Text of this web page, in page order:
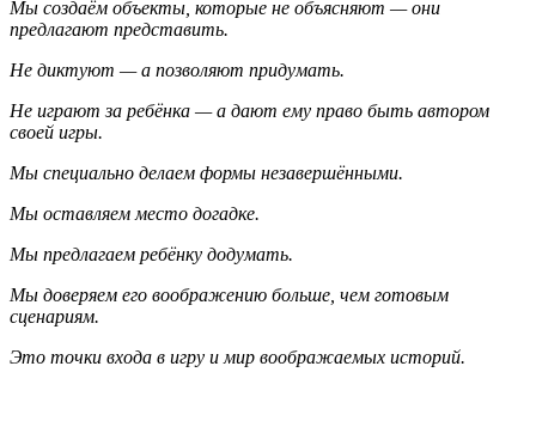
Мы создаём объекты, которые не объясняют — они
предлагают представить.
Не диктуют — а позволяют придумать.
Не играют за ребёнка — а дают ему право быть автором
своей игры.
Мы специально делаем формы незавершёнными.
Мы оставляем место догадке.
Мы предлагаем ребёнку додумать.
Мы доверяем его воображению больше, чем готовым
сценариям.
Это точки входа в игру и мир воображаемых историй.